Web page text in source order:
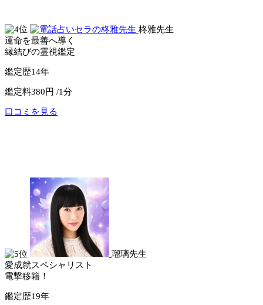
柊雅先生
運命を最善へ導く
縁結びの霊視鑑定
鑑定歴14年
鑑定料380円 /1分
口コミを見る
瑠璃先生
愛成就スペシャリスト
電撃移籍！
鑑定歴19年